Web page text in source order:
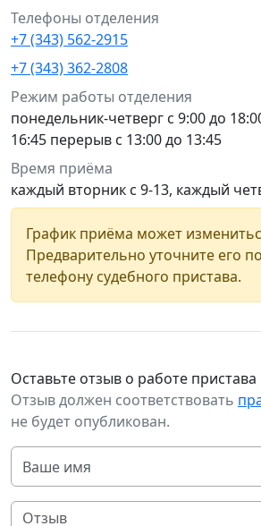
Телефоны отделения
+7 (343) 562-2915
+7 (343) 362-2808
Режим работы отделения
понедельник-четверг с 9:00 до
16:45 перерыв с 13:00 до 13:45
Время приёма
каждый вторник с 9-13, каждый
График приёма может
Предварительно уточните его
телефону судебного пристава.
Оставьте отзыв о работе пристава
Отзыв должен соответствовать
не будет опубликован.